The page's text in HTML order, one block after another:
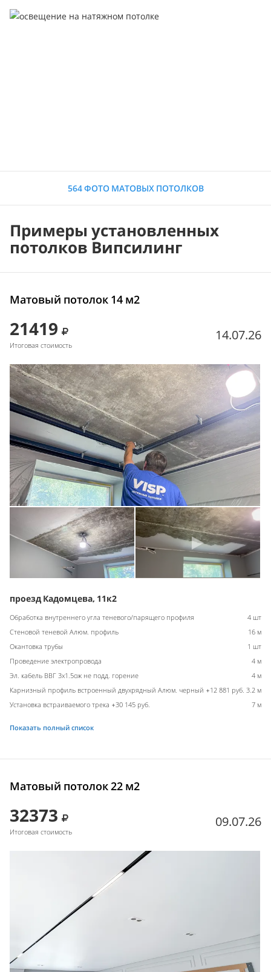
564 ФОТО МАТОВЫХ ПОТОЛКОВ
Примеры установленных
потолков Випсилинг
Матовый потолок 14 м2
21419
Итоговая стоимость
14.07.26
проезд Кадомцева, 11к2
Обработка внутреннего угла теневого/парящего профиля
4 шт
Стеновой теневой Алюм. профиль
16 м
Окантовка трубы
1 шт
Проведение электропровода
4 м
Эл. кабель ВВГ 3х1.5ож не подд. горение
4 м
Карнизный профиль встроенный двухрядный Алюм. черный +12 881 руб. 3.2 м
Установка встраиваемого трека +30 145 руб.
7 м
Показать полный список
Матовый потолок 22 м2
32373
Итоговая стоимость
09.07.26